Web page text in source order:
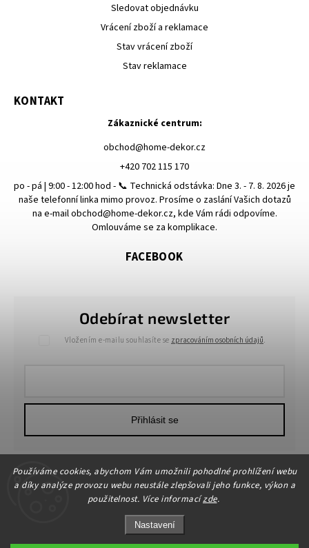
Používáme cookies, abychom Vám umožnili pohodlné prohlížení webu
a díky analýze provozu webu neustále zlepšovali jeho funkce, výkon a
použitelnost. Více informacízde.
Nastavení
Sledovat objednávku
Vrácení zboží a reklamace
Stav vrácení zboží
Stav reklamace
Odebírat newsletter
Vložením e-mailu souhlasíte se zpracováním osobních údajů.
Přihlásit se
KONTAKT
Zákaznické centrum:
obchod@home-dekor.cz
+420 702 115 170
po - pá | 9:00 - 12:00 hod - 📞 Technická odstávka: Dne 3. - 7. 8. 2026 je
naše telefonní linka mimo provoz. Prosíme o zaslání Vašich dotazů
na e-mail obchod@home-dekor.cz, kde Vám rádi odpovíme.
Omlouváme se za komplikace.
FACEBOOK
HOME-DEKOR.cz